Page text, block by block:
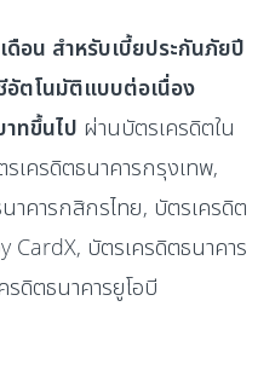
ดือน สำหรับเบี้ยประกันภัยปี
ตโนมัติแบบต่อเนื่อง
ทขึ้นไป ผ่านบัตรเครดิตใน
เครดิตธนาคารกรุงเทพ,
าคารกสิกรไทย, บัตรเครดิต
CardX, บัตรเครดิตธนาคาร
ดิตธนาคารยูโอบี